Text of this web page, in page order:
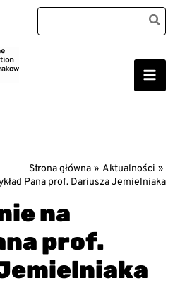
Search
for:
Main
Strona główna
Aktualności
Pana prof. Dariusza Jemielniaka
na
prof.